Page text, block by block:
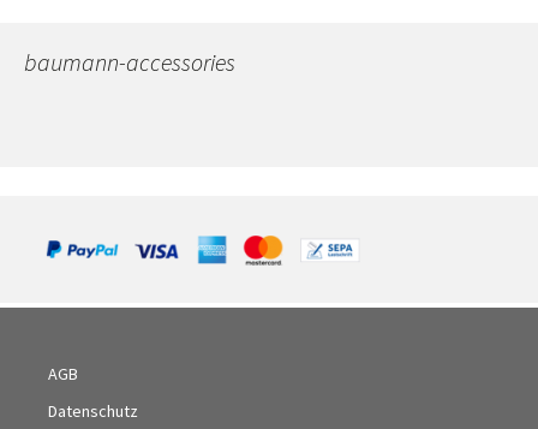
baumann-accessories
AGB
Datenschutz